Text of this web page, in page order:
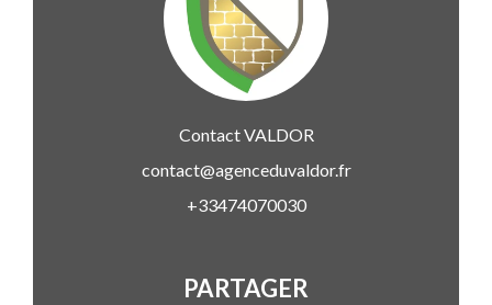
ContactVALDOR
contact@agenceduvaldor.fr
+33474070030
PARTAGER